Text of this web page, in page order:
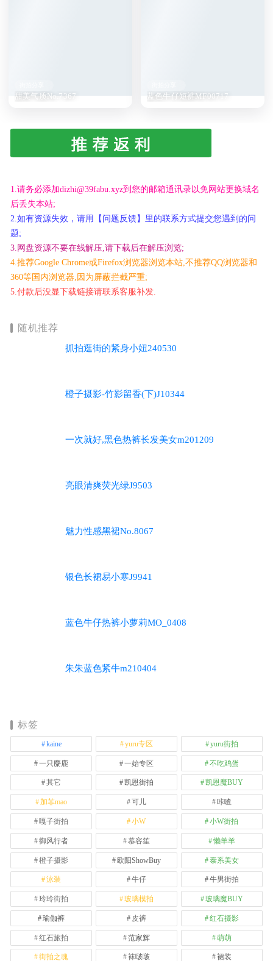
甜美气质No.7367 蓝色牛仔短裤MF00717
1.请务必添加dizhi@39fabu.xyz到您的邮箱通讯录以免网站更换域名
后丢失本站;
2.如有资源失效，请用【问题反馈】里的联系方式提交您遇到的问
题;
3.网盘资源不要在线解压,请下载后在解压浏览;
4.推荐Google Chrome或Firefox浏览器浏览本站,不推荐QQ浏览器和
360等国内浏览器,因为屏蔽拦截严重;
5.付款后没显下载链接请联系客服补发.
随机推荐
抓拍逛街的紧身小妞240530
橙子摄影-竹影留香(下)J10344
一次就好,黑色热裤长发美女m201209
亮眼清爽荧光绿J9503
魅力性感黑裙No.8067
银色长裙易小寒J9941
蓝色牛仔热裤小萝莉MO_0408
朱朱蓝色紧牛m210404
标签
kaine yuru专区 yuru街拍
一只麋鹿 一始专区 不吃鸡蛋
其它 凯恩街拍 凯恩魔BUY
加菲mao 可儿 咔喳
嘎子街拍 小W 小W街拍
御风行者 慕容笙 懒羊羊
橙子摄影 欧阳ShowBuy 泰系美女
泳装 牛仔 牛男街拍
玲玲街拍 玻璃模拍 玻璃魔BUY
瑜伽裤 皮裤 红石摄影
红石旅拍 范家辉 萌萌
街拍之魂 袜啵啵 裙装